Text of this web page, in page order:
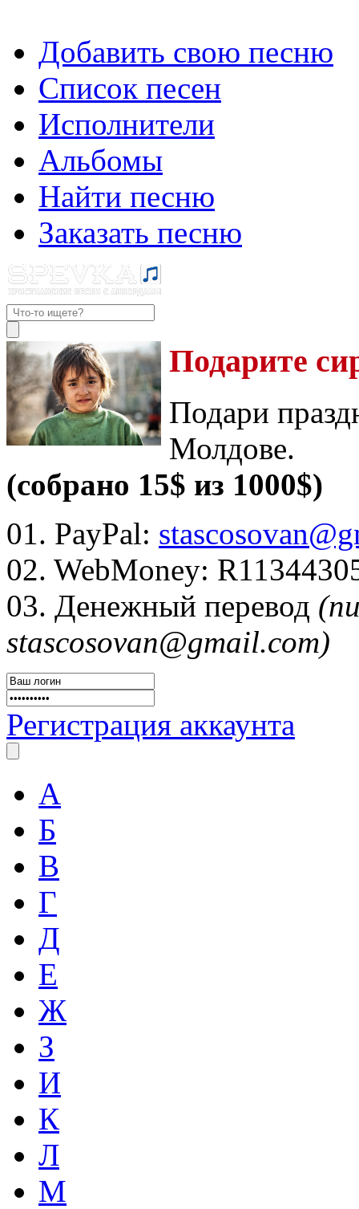
Добавить свою песню
Список песен
Исполнители
Альбомы
Найти песню
Заказать песню
Подарите
Подари
Молдове.
(собрано 15$ из 1000$)
01. PayPal:
02. WebMoney:
03. Денежный перевод
stascosovan@gmail.com)
Регистрация аккаунта
А
Б
В
Г
Д
Е
Ж
З
И
К
Л
М